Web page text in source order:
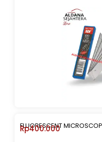
FLUORESCENT
Rp400.000